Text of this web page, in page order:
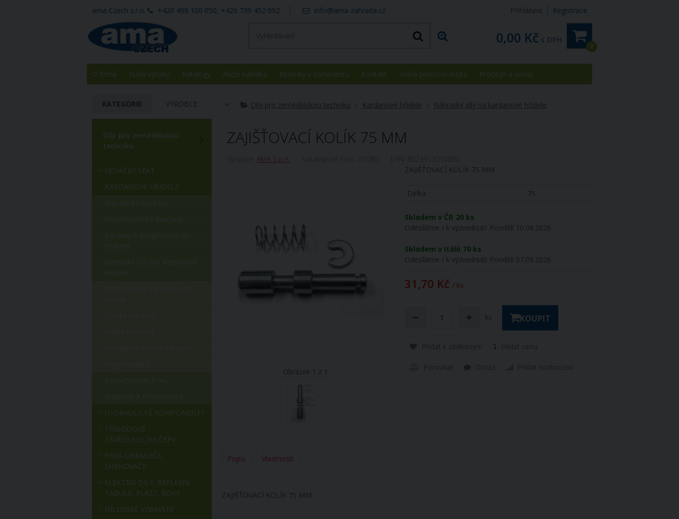
Přihlášení Registrace
ama Czech s.r.o. +420 498 100 050, +420 739 452 092 info@ama-zahrada.cz
0
0,00 Kč s DPH
O firmě Naše výroby Katalogy Akční nabídka Novinky v sortimentu Kontakt Volná pracovní místa Prodejci a servis
Díly pro zemědělskou techniku Kardanové hřídele Náhradní díly na kardanové hřídele
ZAJIŠŤOVACÍ KOLÍK 75 MM
AMA S.p.A.
Obrázek 1 z 1
ZAJIŠŤOVACÍ KOLÍK 75 MM
Délka 75
Skladem v ČR 20 ks
Odesíláme / k vyzvednutí: Pondělí 10.08.2026
Skladem v Itálii 70 ks
Odesíláme / k vyzvednutí: Pondělí 07.09.2026
31,70 Kč / ks
ks KOUPIT
Popis Vlastnosti
ZAJIŠŤOVACÍ KOLÍK 75 MM
KATEGORIE VÝROBCE
Díly pro zemědělskou
techniku
SEDAČKY SEAT
KARDANOVÉ HŘÍDELE
HYDRAULICKÉ KOMPONENTY
TŘÍBODOVÉ
ZÁVĚSY,KOLÍKY,ČEPY
PERA OBRACEČE,
SHRNOVAČE
ELEKTRO DÍLY, REFLEXNÍ
TABULE, PLAST. BOXY
DÍLENSKÉ VYBAVENÍ